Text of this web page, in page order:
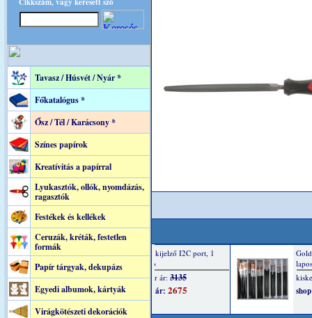
Tavasz / Húsvét / Nyár *
Főkatalógus *
Ősz / Tél / Karácsony *
Színes papírok
Kreatívitás a papírral
Lyukasztók, ollók, nyomdázás,
ragasztók
Festékek és kellékek
Ceruzák, kréták, festetlen
formák
Papír tárgyak, dekupázs
Egyedi albumok, kártyák
Virágkötészeti dekorációk